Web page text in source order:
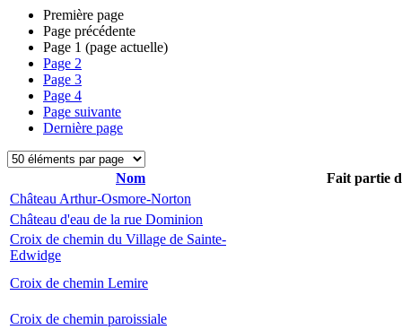
Première page
Page précédente
Page 1 (page actuelle)
Page 2
Page 3
Page 4
Page suivante
Dernière page
Nom
Fait partie
Château Arthur-Osmore-Norton
Château d'eau de la rue Dominion
Croix de chemin du Village de Sainte-
Edwidge
Croix de chemin Lemire
Croix de chemin paroissiale